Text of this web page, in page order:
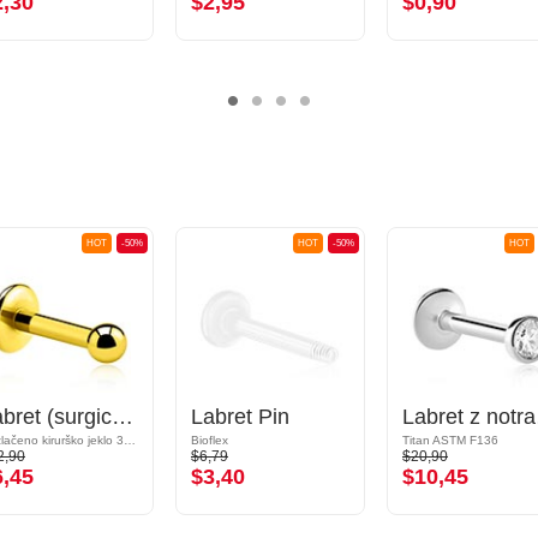
-50%
HOT
Labret (surgical steel, gold, shiny finish) s/z Bunkica
-50%
HOT
Labret Pin
Bioflex
$6,79
$3,40
HOT
Titan ASTM F136
$20,90
$10,45